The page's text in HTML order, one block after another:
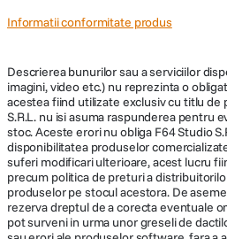
Stabilizare optica pe 5 axe
Bucurati-va de stabilitate
unitatea de stabilizare de inalta
giroscopici avansati si algoritmi de
eficient tremurul, pentru stabilizare in 7
asigura sincronizare imbunatatita
de cadre, RAW
Blit integrat Nu
Patina blit
extern
Shoe Mount
Control blit
CONTROL TTL
BLIT +/- 3,0 EV
de 1/3 si 1/2 EV)
EXTERN Blit de
Informatii conformitate produs
Descrierea bunurilor sau a serviciilor
imagini, video etc.) nu reprezinta o
acestea fiind utilizate exclusiv cu titlu de
S.R.L. nu isi asuma raspunderea pentru
stoc. Aceste erori nu obliga F64 Studio
disponibilitatea produselor
suferi modificari ulterioare, acest lucru
precum politica de preturi a
produselor pe stocul acestora. De
rezerva dreptul de a corecta eventuale
pot surveni in urma unor greseli de